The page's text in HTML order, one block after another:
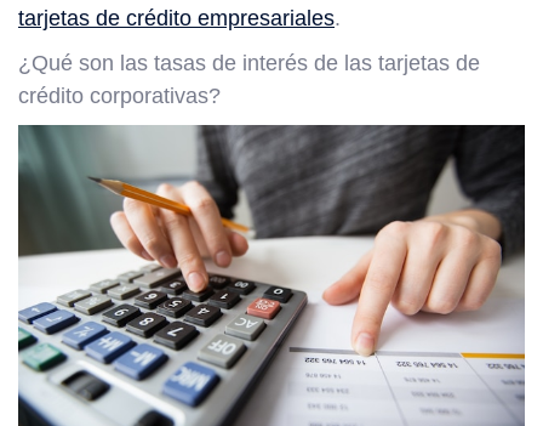
tarjetas de crédito empresariales.
¿Qué son las tasas de interés de las tarjetas de
crédito corporativas?